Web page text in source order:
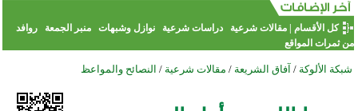
كل الأقسام |مقالات شرعية دراسات شرعية نوازل وشبهات منبر الجمعة
روافد
من ثمرات المواقع
شبكة الألوكة / آفاق الشريعة / مقالات شرعية / النصائح والمواعظ